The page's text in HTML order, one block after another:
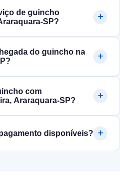
de guincho
do guincho na
com
Araraquara‑SP?
disponíveis?